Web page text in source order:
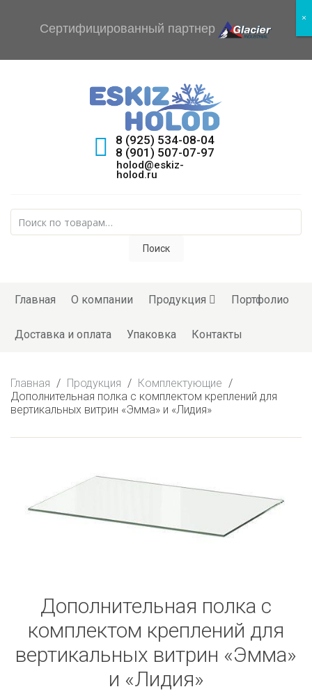
Сертифицированный партнер
8 (925) 534-08-04
8 (901) 507-07-97
holod@eskiz-
holod.ru
Поиск
Главная О компании Продукция Портфолио
Доставка и оплата Упаковка Контакты
Главная / Продукция / Комплектующие /
Дополнительная полка с комплектом креплений для
вертикальных витрин «Эмма» и «Лидия»
Дополнительная полка с
комплектом креплений для
вертикальных витрин «Эмма»
и «Лидия»
×
×